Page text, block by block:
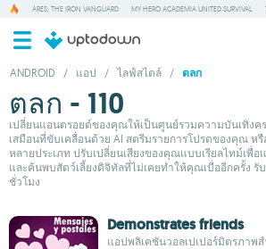
ARES: THE IRON VANGUARD MY HERO ACADEMIA UNITED SURVIVAL
ANDROID / แอป / ไลฟ์สไตล์ / ตลก
ตลก - 110
เปลี่ยนแอนดรอยด์ของคุณให้เป็นศูนย์รวมความบันเทิงค
เสมือนที่ขับเคลื่อนด้วย AI สตรีมรายการโปรดของคุณ ห
หลายประเภท ปรับเปลี่ยนเสียงของคุณแบบเรียลไทม์เพื่อ
และค้นพบสัตว์เลี้ยงดิจิทัลที่ไม่เคยทำให้คุณเบื่ออีกครั้ง รั
ชั่วโมง
Demonstrates friends
แอปพลิเคชันวอลเปเปอร์มิตรภาพ